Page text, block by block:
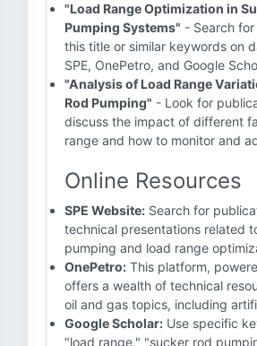
"Load Range Optimization in
Pumping Systems" - Search
this title or similar keywords on
SPE, OnePetro, and Google
"Analysis of Load Range
Rod Pumping" - Look for
discuss the impact of different
range and how to monitor and
Online Resources
SPE Website: Search for
technical presentations related
pumping and load range
OnePetro: This platform,
offers a wealth of technical
oil and gas topics, including
Google Scholar: Use specific
"load range," "sucker rod